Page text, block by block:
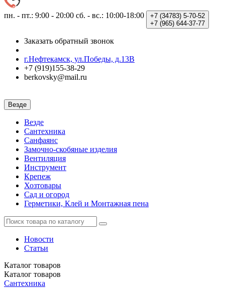
пн. - пт.: 9:00 - 20:00 сб. - вс.: 10:00-18:00 +7 (34783) 5-70-52
+7 (965) 644-37-77
Заказать обратный звонок
г.Нефтекамск, ул.Победы, д.13В
+7 (919)155-38-29
berkovsky@mail.ru
Везде
Везде
Сантехника
Санфаянс
Замочно-скобяные изделия
Вентиляция
Инструмент
Крепеж
Хозтовары
Сад и огород
Герметики, Клей и Монтажная пена
Новости
Статьи
Каталог товаров
Каталог товаров
Сантехника